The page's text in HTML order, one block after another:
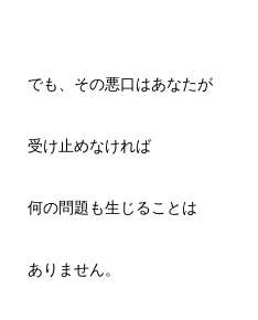
でも、その悪口はあなたが
受け止めなければ
何の問題も生じることは
ありません。